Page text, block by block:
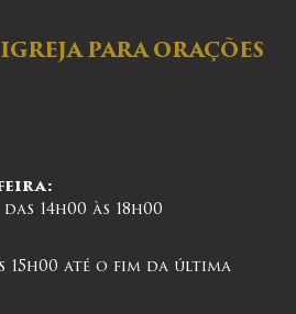
PARA ORAÇÕES
feira:
14h00 às 18h00
15h00 até o fim da última